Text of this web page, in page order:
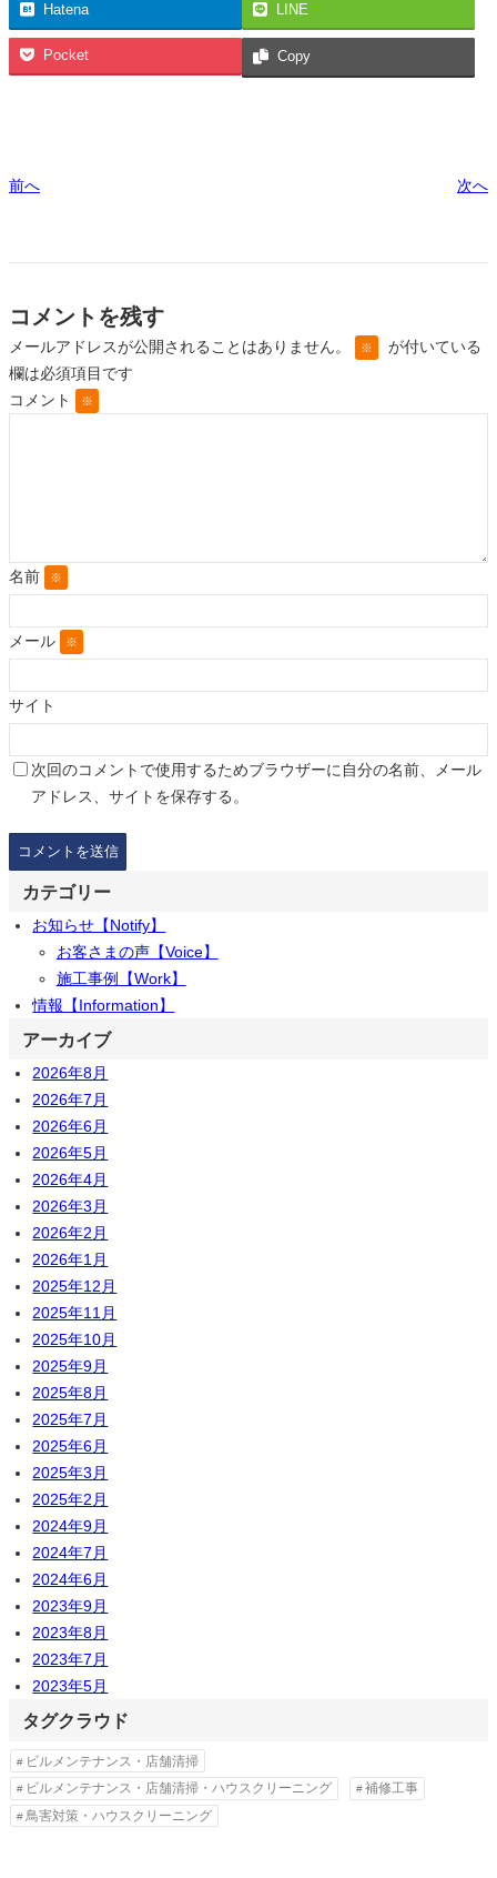
Hatena LINE
Pocket Copy
前へ 次へ
コメントを残す
メールアドレスが公開されることはありません。 ※
が付いている
欄は必須項目です
コメント
※
名前 ※
メール ※
サイト
次回のコメントで使用するためブラウザーに自分の名前、メール
アドレス、サイトを保存する。
カテゴリー
お知らせ【Notify】
お客さまの声【Voice】
施工事例【Work】
情報【Information】
アーカイブ
2026年8月
2026年7月
2026年6月
2026年5月
2026年4月
2026年3月
2026年2月
2026年1月
2025年12月
2025年11月
2025年10月
2025年9月
2025年8月
2025年7月
2025年6月
2025年3月
2025年2月
2024年9月
2024年7月
2024年6月
2023年9月
2023年8月
2023年7月
2023年5月
タグクラウド
ビルメンテナンス・店舗清掃
ビルメンテナンス・店舗清掃・ハウスクリーニング
補修工事
鳥害対策・ハウスクリーニング